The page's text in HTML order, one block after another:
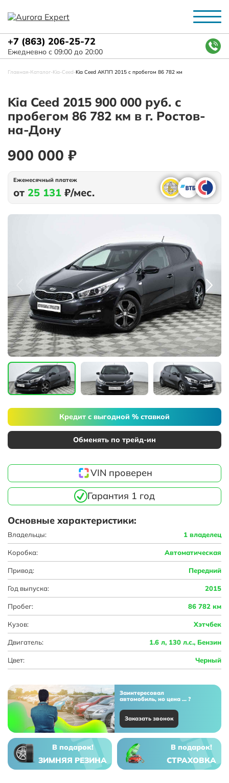
+7 (863) 206-25-72
Ежедневно с 09:00 до 20:00
Главная-Каталог-Kia-Ceed-Kia Ceed АКПП 2015 с пробегом 86 782 км
Kia Ceed 2015 900 000 руб. с
пробегом 86 782 км в г. Ростов-
на-Дону
900 000 ₽
Ежемесячный платеж
от 25 131 ₽/мес.
Кредит с выгодной % ставкой
Обменять по трейд-ин
VIN проверен
Гарантия 1 год
Основные характеристики:
Владельцы: 1 владелец
Коробка: Автоматическая
Привод: Передний
Год выпуска: 2015
Пробег: 86 782 км
Кузов: Хэтчбек
Двигатель: 1.6 л, 130 л.с., Бензин
Цвет: Черный
Заинтересовал
автомобиль, но цена ... ?
Заказать звонок
В подарок!
ЗИМНЯЯ РЕЗИНА
В подарок!
СТРАХОВКА